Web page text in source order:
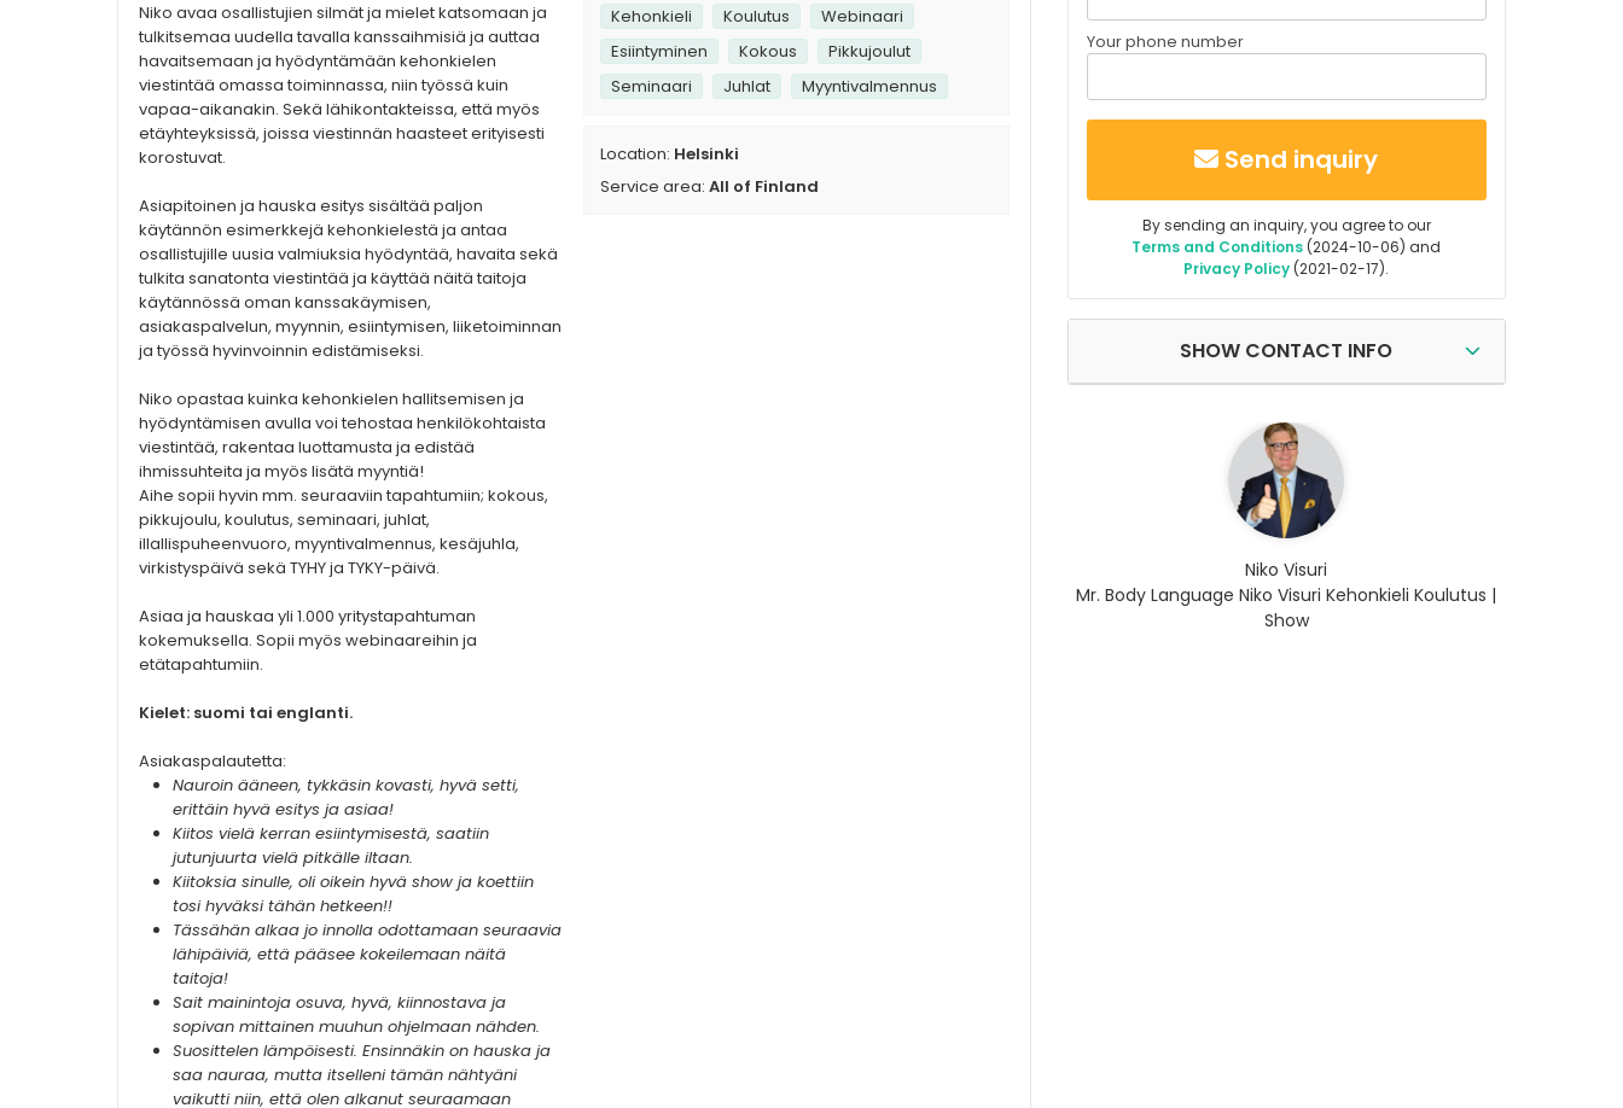
Niko avaa osallistujien silmät ja mielet katsomaan ja
tulkitsemaa uudella tavalla kanssaihmisiä ja auttaa
havaitsemaan ja hyödyntämään kehonkielen
viestintää omassa toiminnassa, niin työssä kuin
vapaa-aikanakin. Sekä lähikontakteissa, että myös
etäyhteyksissä, joissa viestinnän haasteet erityisesti
korostuvat.
Asiapitoinen ja hauska esitys sisältää paljon
käytännön esimerkkejä kehonkielestä ja antaa
osallistujille uusia valmiuksia hyödyntää, havaita sekä
tulkita sanatonta viestintää ja käyttää näitä taitoja
käytännössä oman kanssakäymisen,
asiakaspalvelun, myynnin, esiintymisen, liiketoiminnan
ja työssä hyvinvoinnin edistämiseksi.
Niko opastaa kuinka kehonkielen hallitsemisen ja
hyödyntämisen avulla voi tehostaa henkilökohtaista
viestintää, rakentaa luottamusta ja edistää
ihmissuhteita ja myös lisätä myyntiä!
Aihe sopii hyvin mm. seuraaviin tapahtumiin; kokous,
pikkujoulu, koulutus, seminaari, juhlat,
illallispuheenvuoro, myyntivalmennus, kesäjuhla,
virkistyspäivä sekä TYHY ja TYKY-päivä.
Asiaa ja hauskaa yli 1.000 yritystapahtuman
kokemuksella. Sopii myös webinaareihin ja
etätapahtumiin.
Kielet: suomi tai englanti.
Asiakaspalautetta:
Nauroin ääneen, tykkäsin kovasti, hyvä setti,
erittäin hyvä esitys ja asiaa!
Kiitos vielä kerran esiintymisestä, saatiin
jutunjuurta vielä pitkälle iltaan.
Kiitoksia sinulle, oli oikein hyvä show ja koettiin
tosi hyväksi tähän hetkeen!!
Tässähän alkaa jo innolla odottamaan seuraavia
lähipäiviä, että pääsee kokeilemaan näitä
taitoja!
Sait mainintoja osuva, hyvä, kiinnostava ja
sopivan mittainen muuhun ohjelmaan nähden.
Suosittelen lämpöisesti. Ensinnäkin on hauska ja
saa nauraa, mutta itselleni tämän nähtyäni
vaikutti niin, että olen alkanut seuraamaan
Kehonkieli
Koulutus
Webinaari
Esiintyminen
Kokous
Pikkujoulut
Seminaari
Juhlat Myyntivalmennus
Location: Helsinki
Service area: All of Finland
Your phone number
Send inquiry
By sending an inquiry, you agree to our
Terms and Conditions (2024-10-06) and
Privacy Policy (2021-02-17).
SHOW CONTACT INFO
Niko Visuri
Mr. Body Language Niko Visuri Kehonkieli Koulutus |
Show